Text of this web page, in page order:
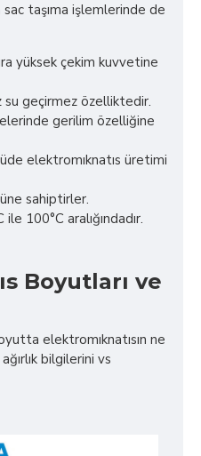
sac taşıma işlemlerinde de
yüksek çekim kuvvetine
su geçirmez özelliktedir.
gerilim özelliğine
elektromıknatıs üretimi
sahiptirler.
ile 100°C aralığındadır.
Boyutları ve
elektromıknatısın ne
bilgilerini vs